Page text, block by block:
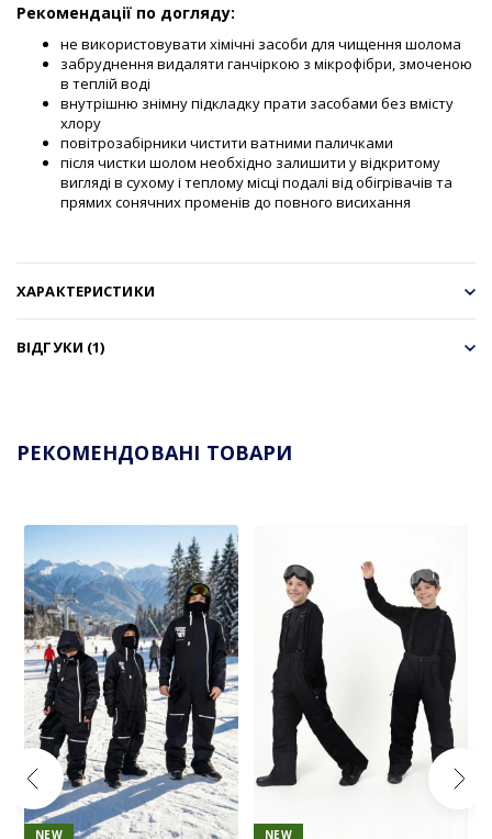
Рекомендації по догляду:
не використовувати хімічні засоби для чищення шолома
забруднення видаляти ганчіркою з мікрофібри, змоченою
в теплій воді
внутрішню знімну підкладку прати засобами без вмісту
хлору
повітрозабірники чистити ватними паличками
після чистки шолом необхідно залишити у відкритому
вигляді в сухому і теплому місці подалі від обігрівачів та
прямих сонячних променів до повного висихання
ХАРАКТЕРИСТИКИ
ВІДГУКИ (1)
РЕКОМЕНДОВАНІ ТОВАРИ
NEW NEW